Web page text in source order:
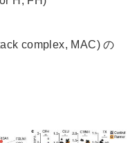
complex, MAC) の